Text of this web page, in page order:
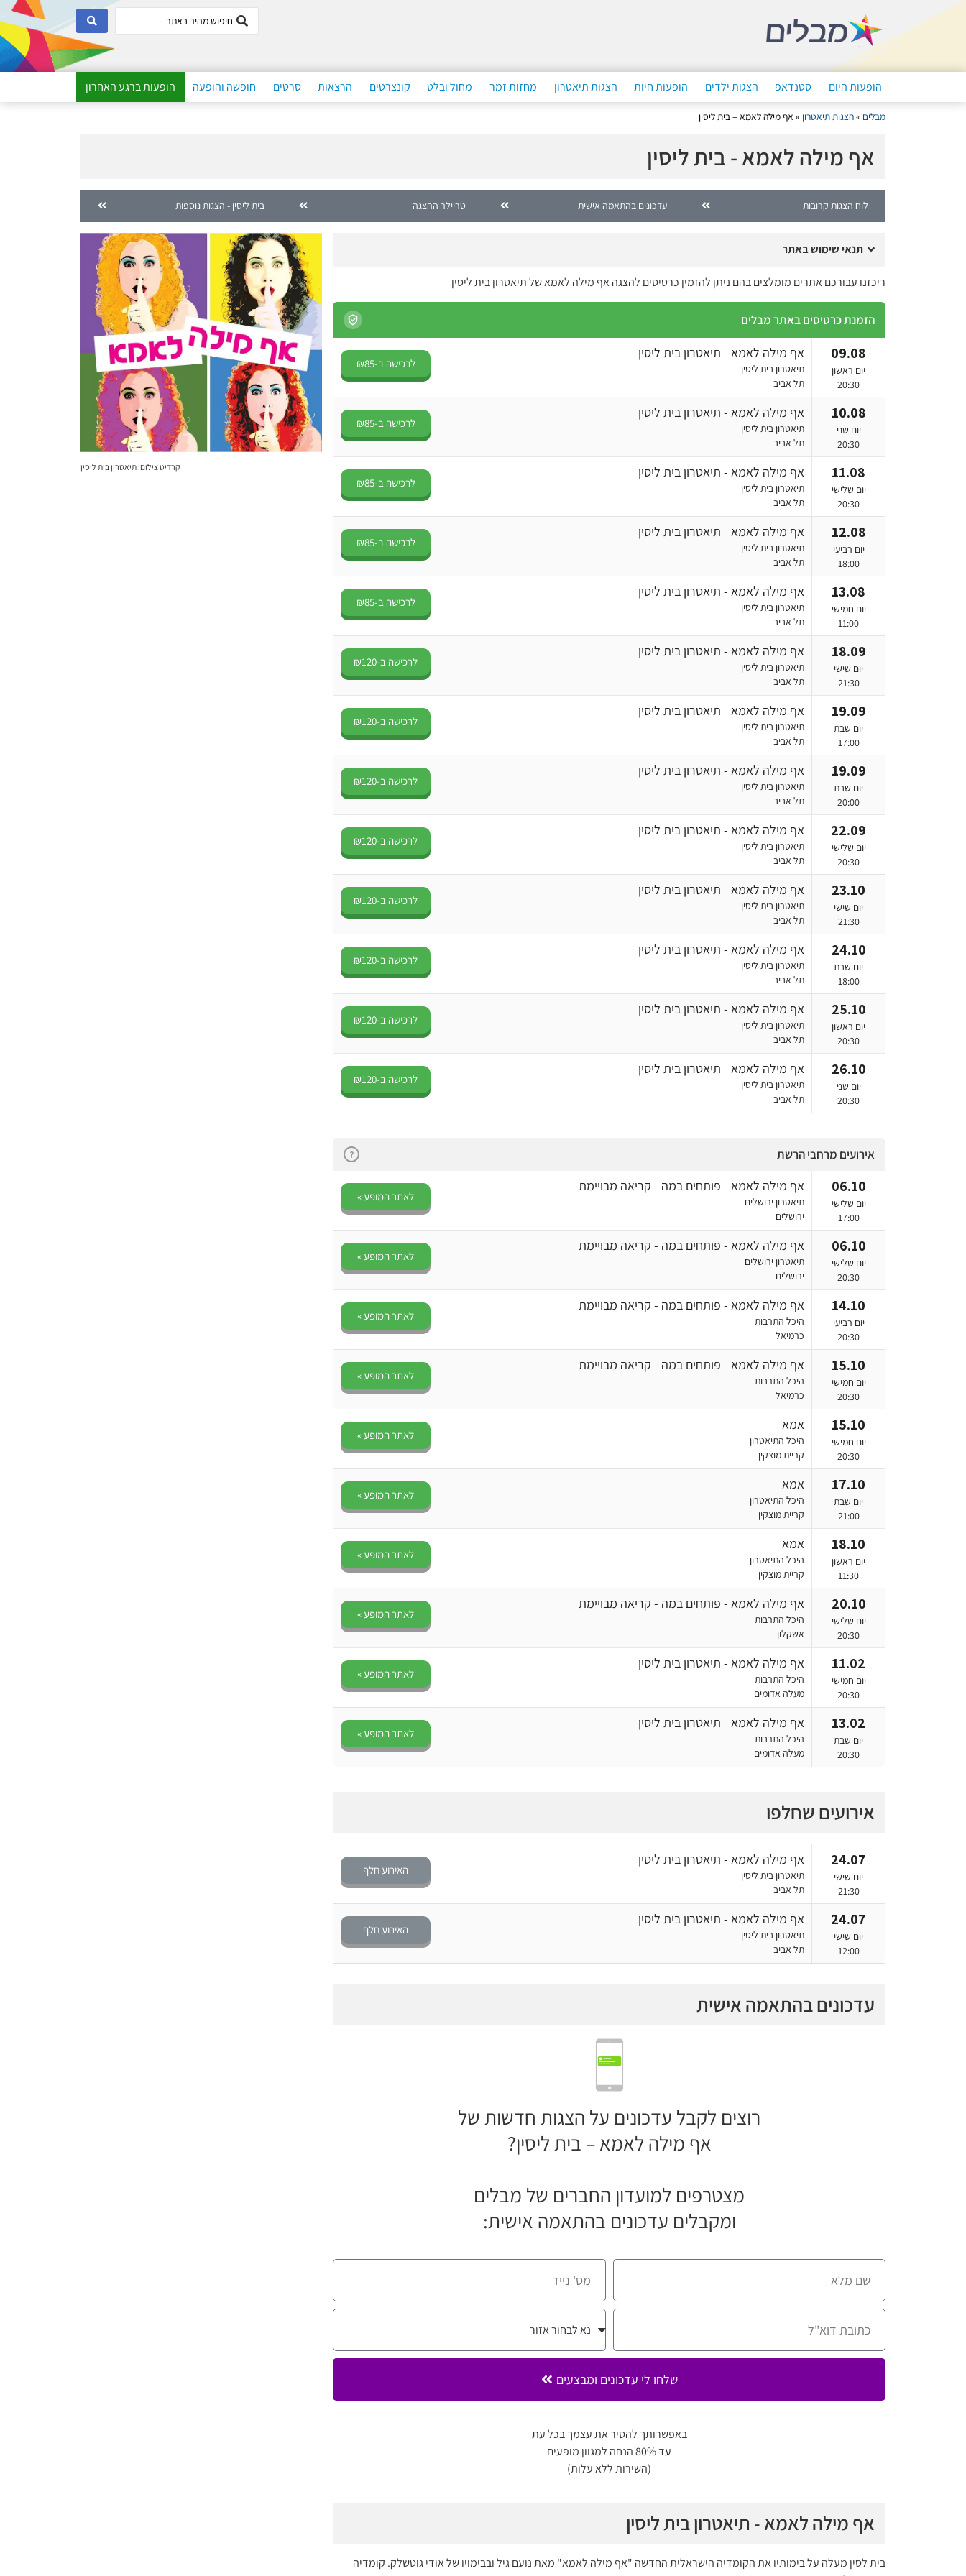
הופעות היום סטנדאפ הצגות ילדים הופעות חיות הצגות תיאטרון מחזות זמר מחול ובלט קונצרטים הרצאות סרטים חופשה והופעה הופעות ברגע האחרון
מבלים »הצגות תיאטרון » אף מילה לאמא – בית ליסין
אף מילה לאמא - בית ליסין
לוח הצגות קרובות עדכונים בהתאמה אישית טריילר ההצגה בית ליסין - הצגות נוספות
תנאי שימוש באתר
ריכזנו עבורכם אתרים מומלצים בהם ניתן להזמין כרטיסים להצגה אף מילה לאמא של תיאטרון בית ליסין
הזמנת כרטיסים באתר מבלים
09.08
יום ראשון
20:30
אף מילה לאמא - תיאטרון בית ליסין
תיאטרון בית ליסין
תל אביב
לרכישה ב-₪85
10.08
יום שני
20:30
אף מילה לאמא - תיאטרון בית ליסין
תיאטרון בית ליסין
תל אביב
לרכישה ב-₪85
11.08
יום שלישי
20:30
אף מילה לאמא - תיאטרון בית ליסין
תיאטרון בית ליסין
תל אביב
לרכישה ב-₪85
12.08
יום רביעי
18:00
אף מילה לאמא - תיאטרון בית ליסין
תיאטרון בית ליסין
תל אביב
לרכישה ב-₪85
13.08
יום חמישי
11:00
אף מילה לאמא - תיאטרון בית ליסין
תיאטרון בית ליסין
תל אביב
לרכישה ב-₪85
18.09
יום שישי
21:30
אף מילה לאמא - תיאטרון בית ליסין
תיאטרון בית ליסין
תל אביב
לרכישה ב-₪120
19.09
יום שבת
17:00
אף מילה לאמא - תיאטרון בית ליסין
תיאטרון בית ליסין
תל אביב
לרכישה ב-₪120
19.09
יום שבת
20:00
אף מילה לאמא - תיאטרון בית ליסין
תיאטרון בית ליסין
תל אביב
לרכישה ב-₪120
22.09
יום שלישי
20:30
אף מילה לאמא - תיאטרון בית ליסין
תיאטרון בית ליסין
תל אביב
לרכישה ב-₪120
23.10
יום שישי
21:30
אף מילה לאמא - תיאטרון בית ליסין
תיאטרון בית ליסין
תל אביב
לרכישה ב-₪120
24.10
יום שבת
18:00
אף מילה לאמא - תיאטרון בית ליסין
תיאטרון בית ליסין
תל אביב
לרכישה ב-₪120
25.10
יום ראשון
20:30
אף מילה לאמא - תיאטרון בית ליסין
תיאטרון בית ליסין
תל אביב
לרכישה ב-₪120
26.10
יום שני
20:30
אף מילה לאמא - תיאטרון בית ליסין
תיאטרון בית ליסין
תל אביב
לרכישה ב-₪120
אירועים מרחבי הרשת ?
06.10
יום שלישי
17:00
אף מילה לאמא - פותחים במה - קריאה מבויימת
תיאטרון ירושלים
ירושלים
לאתר המופע »
06.10
יום שלישי
20:30
אף מילה לאמא - פותחים במה - קריאה מבויימת
תיאטרון ירושלים
ירושלים
לאתר המופע »
14.10
יום רביעי
20:30
אף מילה לאמא - פותחים במה - קריאה מבויימת
היכל התרבות
כרמיאל
לאתר המופע »
15.10
יום חמישי
20:30
אף מילה לאמא - פותחים במה - קריאה מבויימת
היכל התרבות
כרמיאל
לאתר המופע »
15.10
יום חמישי
20:30
אמא
היכל התיאטרון
קריית מוצקין
לאתר המופע »
17.10
יום שבת
21:00
אמא
היכל התיאטרון
קריית מוצקין
לאתר המופע »
18.10
יום ראשון
11:30
אמא
היכל התיאטרון
קריית מוצקין
לאתר המופע »
20.10
יום שלישי
20:30
אף מילה לאמא - פותחים במה - קריאה מבויימת
היכל התרבות
אשקלון
לאתר המופע »
11.02
יום חמישי
20:30
אף מילה לאמא - תיאטרון בית ליסין
היכל התרבות
מעלה אדומים
לאתר המופע »
13.02
יום שבת
20:30
אף מילה לאמא - תיאטרון בית ליסין
היכל התרבות
מעלה אדומים
לאתר המופע »
אירועים שחלפו
24.07
יום שישי
21:30
אף מילה לאמא - תיאטרון בית ליסין
תיאטרון בית ליסין
תל אביב
האירוע חלף
24.07
יום שישי
12:00
אף מילה לאמא - תיאטרון בית ליסין
תיאטרון בית ליסין
תל אביב
האירוע חלף
עדכונים בהתאמה אישית
רוצים לקבל עדכונים על הצגות חדשות של
אף מילה לאמא – בית ליסין?
מצטרפים למועדון החברים של מבלים
ומקבלים עדכונים בהתאמה אישית:
שלחו לי עדכונים ומבצעים
באפשרותך להסיר את עצמך בכל עת
עד 80% הנחה למגוון מופעים
(השירות ללא עלות)
אף מילה לאמא - תיאטרון בית ליסין
בית לסין מעלה על בימותיו את הקומדיה הישראלית החדשה "אף מילה לאמא" מאת נועם גיל ובבימויו של אודי גוטשלק. קומדיה
קרדיט צילום: תיאטרון בית ליסין